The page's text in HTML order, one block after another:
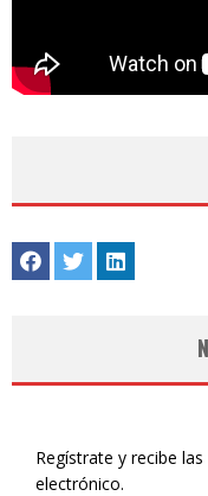
Regístrate y recibe
electrónico.